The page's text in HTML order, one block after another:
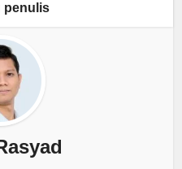
penulis